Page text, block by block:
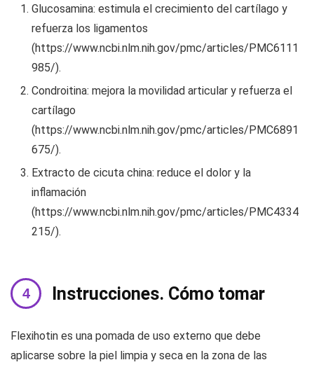
Glucosamina: estimula el crecimiento del cartílago y
refuerza los ligamentos
(https://www.ncbi.nlm.nih.gov/pmc/articles/PMC6111
985/).
Condroitina: mejora la movilidad articular y refuerza el
cartílago
(https://www.ncbi.nlm.nih.gov/pmc/articles/PMC6891
675/).
Extracto de cicuta china: reduce el dolor y la
inflamación
(https://www.ncbi.nlm.nih.gov/pmc/articles/PMC4334
215/).
Instrucciones. Cómo tomar
Flexihotin es una pomada de uso externo que debe
aplicarse sobre la piel limpia y seca en la zona de las